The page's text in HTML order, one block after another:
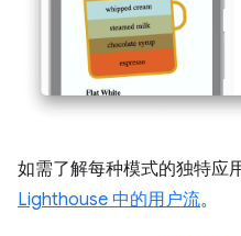
如需了解每种模式的独特应
Lighthouse 中的用户流。